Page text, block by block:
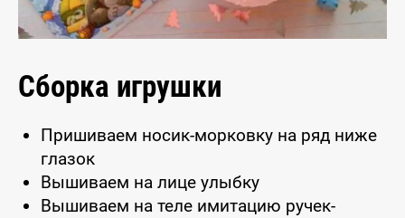
Сборка игрушки
Пришиваем носик-морковку на ряд ниже
глазок
Вышиваем на лице улыбку
Вышиваем на теле имитацию ручек-